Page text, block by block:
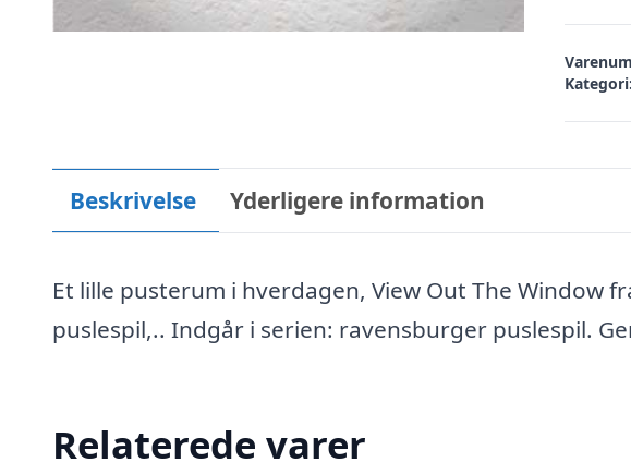
Kategori:
Beskrivelse Yderligere information
Et lille pusterum i hverdagen, View Out The Window
puslespil,.. Indgår i serien: ravensburger puslespil.
Relaterede varer